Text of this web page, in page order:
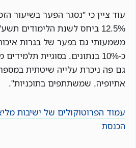
עוד ציין כי "נסגר הפער בשיעור
12.5% ביחס לשנת הלימודים
משמעותי גם בפער של בגרות
כ-10% בנתונים. בסוגיית
גם פה ניכרת עלייה שיטתית
אתיופיה, שמשתתפים בתוכניות".
עמוד הפרוטוקולים של ישיבות
הכנסת